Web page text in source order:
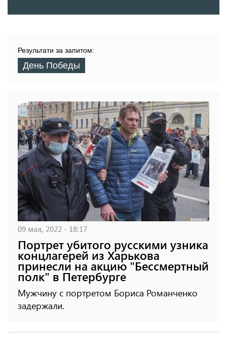
Результати за запитом:
День Победы
09 мая, 2022 - 18:17
Портрет убитого русскими узника
концлагерей из Харькова
принесли на акцию "Бессмертный
полк" в Петербурге
Мужчину с портретом Бориса Романченко
задержали.